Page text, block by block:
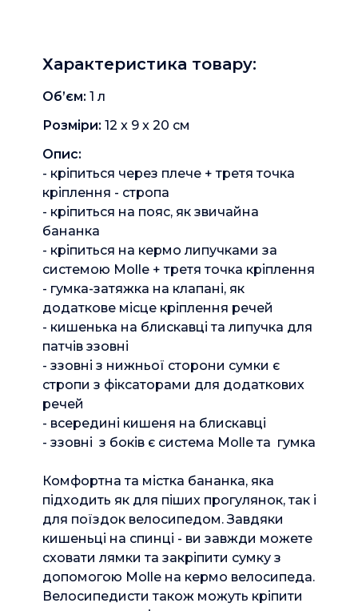
Характеристика товару:
Об’єм: 1 л
Розміри: 12 x 9 x 20 см
Опис:
- кріпиться через плече + третя точка
кріплення - стропа
- кріпиться на пояс, як звичайна
бананка
- кріпиться на кермо липучками за
системою Molle + третя точка кріплення
- гумка-затяжка на клапані, як
додаткове місце кріплення речей
- кишенька на блискавці та липучка для
патчів ззовні
- ззовні з нижньої сторони сумки є
стропи з фіксаторами для додаткових
речей
- всередині кишеня на блискавці
- ззовні  з боків є система Molle та  гумка
Комфортна та містка бананка, яка
підходить як для піших прогулянок, так і
для поїздок велосипедом. Завдяки
кишеньці на спинці - ви завжди можете
сховати лямки та закріпити сумку з
допомогою Molle на кермо велосипеда.
Велосипедисти також можуть кріпити